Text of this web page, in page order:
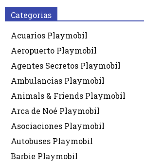
Categorias
Acuarios Playmobil
Aeropuerto Playmobil
Agentes Secretos Playmobil
Ambulancias Playmobil
Animals & Friends Playmobil
Arca de Noé Playmobil
Asociaciones Playmobil
Autobuses Playmobil
Barbie Playmobil